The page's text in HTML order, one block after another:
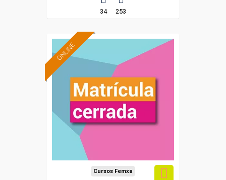
34 253
ONLINE
Cursos Femxa